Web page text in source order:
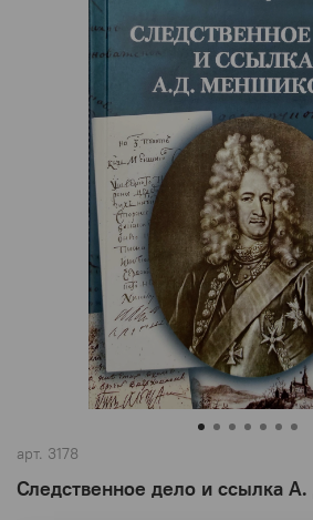
арт. 3178
Следственное дело и ссылка